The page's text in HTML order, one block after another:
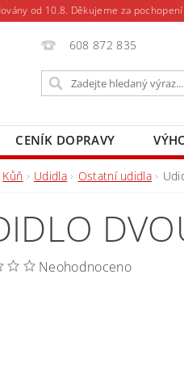
od 10.8. Děkujeme za pochopení.
608 872 835
CENÍK DOPRAVY
Kůň Udidla Ostatní udidla
Neohodnoceno